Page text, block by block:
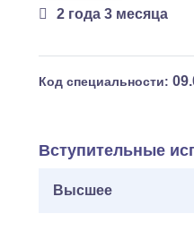
2 года 3 месяца
Код специальности:
Вступительные
Высшее